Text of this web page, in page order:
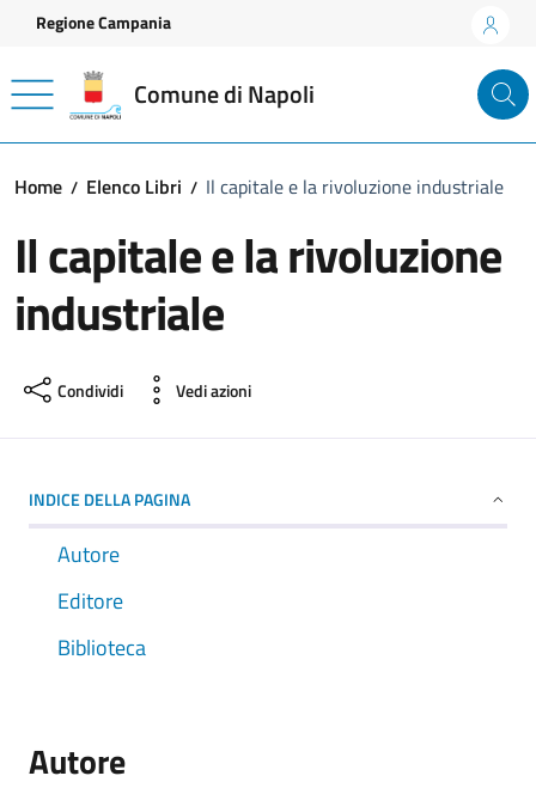
Vai ai contenuti
Vai al footer
Regione Campania
Comune di Napoli
Home Elenco Libri Il capitale e la rivoluzione industriale
Il capitale e la rivoluzione
industriale
Condividi Vedi azioni
INDICE DELLA PAGINA
Autore
Editore
Biblioteca
Autore